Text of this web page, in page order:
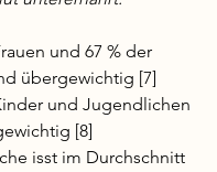
und 67 % der
übergewichtig [7]
und Jugendlichen
[8]
isst im Durchschnitt